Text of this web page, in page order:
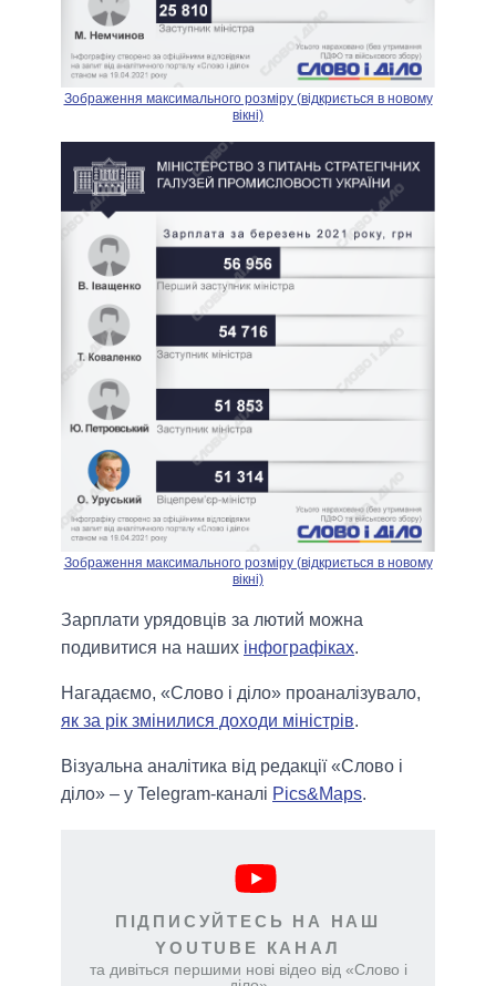
Зображення максимального розміру (відкриється в новому
вікні)
Зображення максимального розміру (відкриється в новому
вікні)
Зарплати урядовців за лютий можна
подивитися на наших інфографіках.
Нагадаємо, «Слово і діло» проаналізувало,
як за рік змінилися доходи міністрів.
Візуальна аналітика від редакції «Слово і
діло» – у Telegram-каналі Pics&Maps.
ПІДПИСУЙТЕСЬ НА НАШ
YOUTUBE КАНАЛ
та дивіться першими нові відео від «Слово і